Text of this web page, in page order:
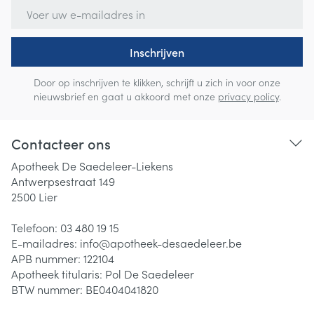
Inschrijven
Door op inschrijven te klikken, schrijft u zich in voor onze
nieuwsbrief en gaat u akkoord met onze privacy policy.
Contacteer ons
Apotheek De Saedeleer-Liekens
Antwerpsestraat 149
2500 Lier
Telefoon: 03 480 19 15
E-mailadres: info@apotheek-desaedeleer.be
APB nummer: 122104
Apotheek titularis: Pol De Saedeleer
BTW nummer: BE0404041820